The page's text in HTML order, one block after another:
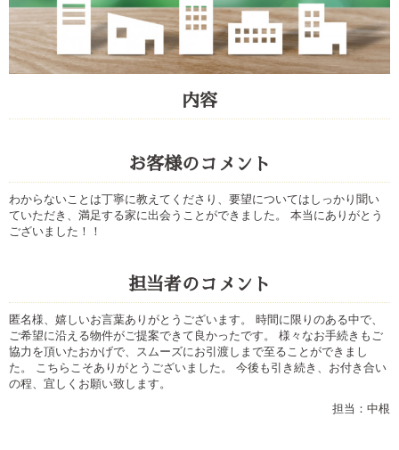
内容
お客様のコメント
わからないことは丁寧に教えてくださり、要望についてはしっかり聞い
ていただき、満足する家に出会うことができました。 本当にありがとう
ございました！！
担当者のコメント
匿名様、嬉しいお言葉ありがとうございます。 時間に限りのある中で、
ご希望に沿える物件がご提案できて良かったです。 様々なお手続きもご
協力を頂いたおかげで、スムーズにお引渡しまで至ることができまし
た。 こちらこそありがとうございました。 今後も引き続き、お付き合い
の程、宜しくお願い致します。
担当：中根